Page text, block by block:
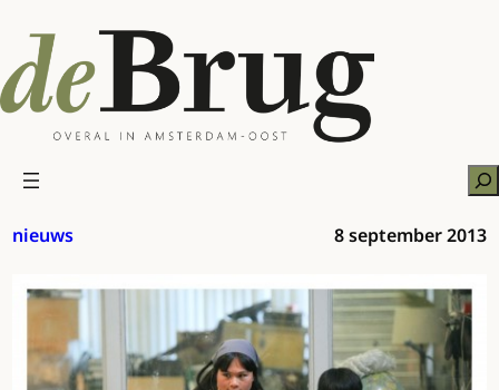
naar
de
inhoud
nieuws 8 september 2013